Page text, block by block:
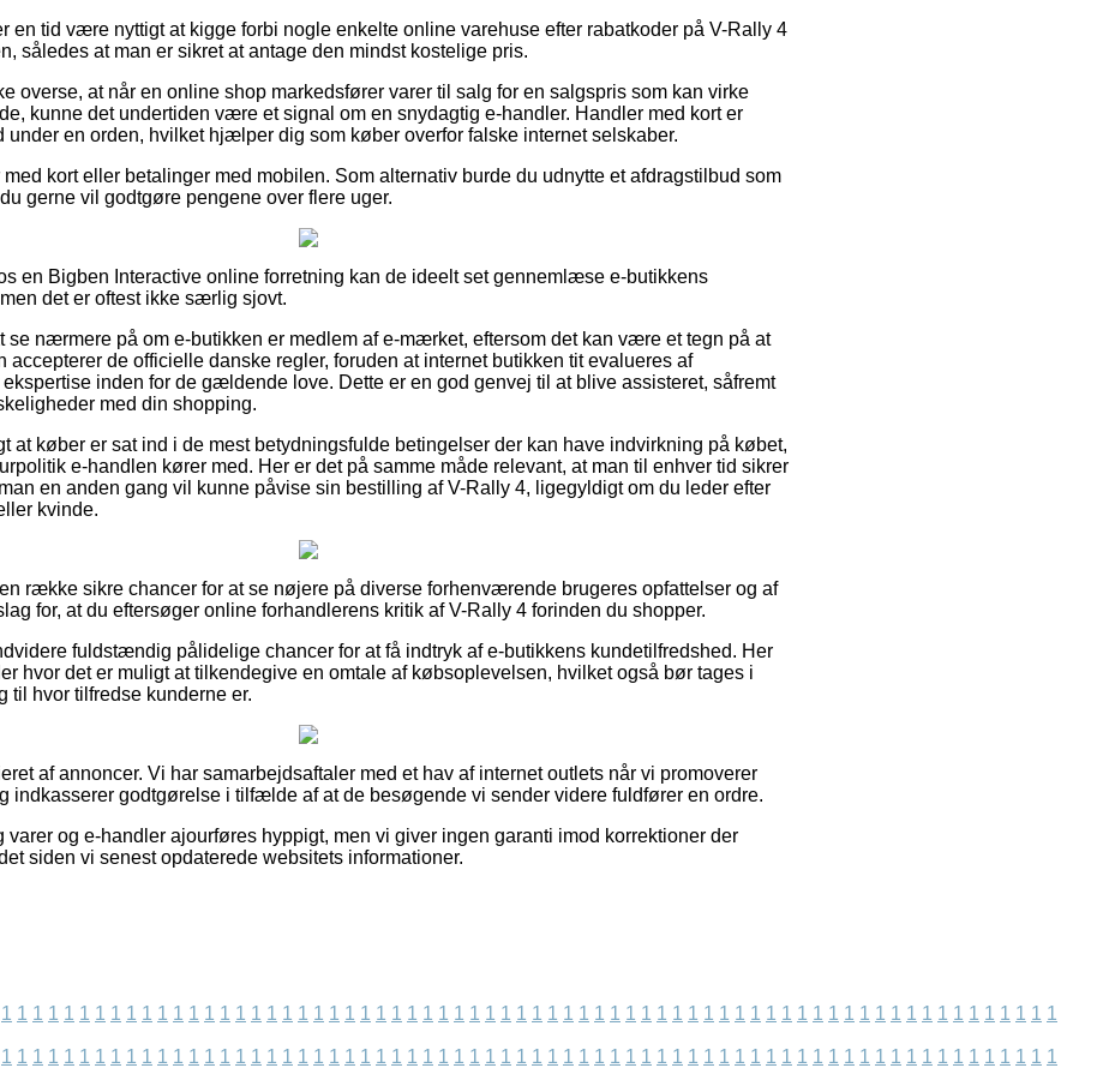
en tid være nyttigt at kigge forbi nogle enkelte online varehuse efter rabatkoder på V-Rally 4
således at man er sikret at antage den mindst kostelige pris.
overse, at når en online shop markedsfører varer til salg for en salgspris som kan virke
kunne det undertiden være et signal om en snydagtig e-handler. Handler med kort er
en orden, hvilket hjælper dig som køber overfor falske internet selskaber.
kort eller betalinger med mobilen. Som alternativ burde du udnytte et afdragstilbud som
gerne vil godtgøre pengene over flere uger.
en Bigben Interactive online forretning kan de ideelt set gennemlæse e-butikkens
det er oftest ikke særlig sjovt.
se nærmere på om e-butikken er medlem af e-mærket, eftersom det kan være et tegn på at
accepterer de officielle danske regler, foruden at internet butikken tit evalueres af
inden for de gældende love. Dette er en god genvej til at blive assisteret, såfremt
med din shopping.
at køber er sat ind i de mest betydningsfulde betingelser der kan have indvirkning på købet,
e-handlen kører med. Her er det på samme måde relevant, at man til enhver tid sikrer
en anden gang vil kunne påvise sin bestilling af V-Rally 4, ligegyldigt om du leder efter
kvinde.
række sikre chancer for at se nøjere på diverse forhenværende brugeres opfattelser og af
for, at du eftersøger online forhandlerens kritik af V-Rally 4 forinden du shopper.
fuldstændig pålidelige chancer for at få indtryk af e-butikkens kundetilfredshed. Her
hvor det er muligt at tilkendegive en omtale af købsoplevelsen, hvilket også bør tages i
til hvor tilfredse kunderne er.
af annoncer. Vi har samarbejdsaftaler med et hav af internet outlets når vi promoverer
indkasserer godtgørelse i tilfælde af at de besøgende vi sender videre fuldfører en ordre.
varer og e-handler ajourføres hyppigt, men vi giver ingen garanti imod korrektioner der
siden vi senest opdaterede websitets informationer.
1 1 1 1 1 1 1 1 1 1 1 1 1 1 1 1 1 1 1 1 1 1 1 1 1 1 1 1 1 1 1 1 1 1 1 1 1 1 1 1 1 1 1 1 1 1 1 1 1 1 1 1 1 1 1 1 1 1 1 1 1 1 1 1 1 1 1 1
1 1 1 1 1 1 1 1 1 1 1 1 1 1 1 1 1 1 1 1 1 1 1 1 1 1 1 1 1 1 1 1 1 1 1 1 1 1 1 1 1 1 1 1 1 1 1 1 1 1 1 1 1 1 1 1 1 1 1 1 1 1 1 1 1 1 1 1